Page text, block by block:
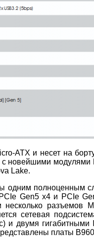
ATX и несет на
новейшими
Lake.
одним полноценным
Gen5 x4 и PCIe
несколько разъемов
сетевая
и двумя гигабитными
платы